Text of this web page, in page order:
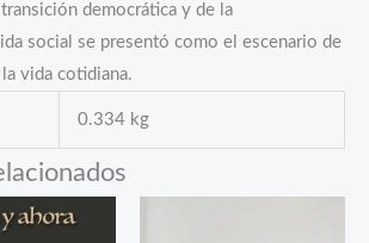
democrática y de la
social se presentó como el escenario de
vida cotidiana.
0.334 kg